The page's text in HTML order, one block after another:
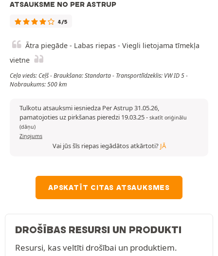
ATSAUKSME NO PER ASTRUP
4/5
Ātra piegāde - Labas riepas - Viegli lietojama tīmekļa
vietne
Ceļa vieds: Ceļš - Braukšana: Standarta - Transportlīdzeklis: VW ID 5 -
Nobraukums: 500 km
Tulkotu atsauksmi iesniedza Per Astrup 31.05.26,
pamatojoties uz pirkšanas pieredzi 19.03.25- skatīt oriģinālu
(dāņu)
Ziņojums
Vai jūs šīs riepas iegādātos atkārtoti? JĀ
APSKATĪT CITAS ATSAUKSMES
DROŠĪBAS RESURSI UN PRODUKTI
Resursi, kas veltīti drošībai un produktiem.